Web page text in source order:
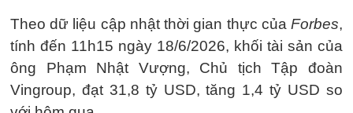
Theo dữ liệu cập nhật thời gian thực của Forbes,
tính đến 11h15 ngày 18/6/2026, khối tài sản của
ông Phạm Nhật Vượng, Chủ tịch Tập đoàn
Vingroup, đạt 31,8 tỷ USD, tăng 1,4 tỷ USD so